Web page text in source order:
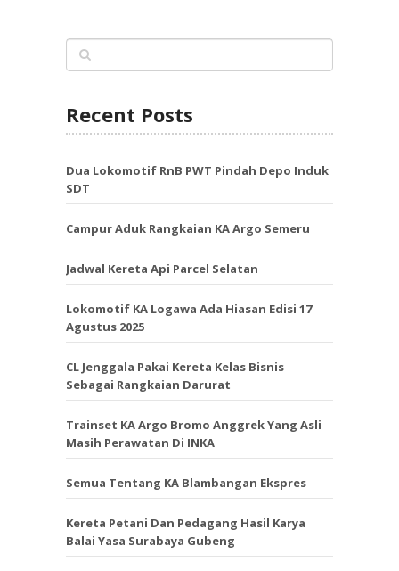
Recent Posts
Dua Lokomotif RnB PWT Pindah Depo Induk
SDT
Campur Aduk Rangkaian KA Argo Semeru
Jadwal Kereta Api Parcel Selatan
Lokomotif KA Logawa Ada Hiasan Edisi 17
Agustus 2025
CL Jenggala Pakai Kereta Kelas Bisnis
Sebagai Rangkaian Darurat
Trainset KA Argo Bromo Anggrek Yang Asli
Masih Perawatan Di INKA
Semua Tentang KA Blambangan Ekspres
Kereta Petani Dan Pedagang Hasil Karya
Balai Yasa Surabaya Gubeng